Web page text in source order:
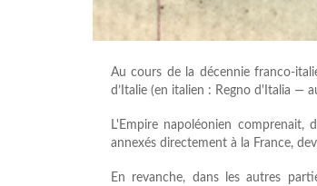
Au cours de la décennie franco-
d’Italie (en italien : Regno d'Italia —
L'Empire napoléonien
annexés directement à la France,
En revanche, dans les autres